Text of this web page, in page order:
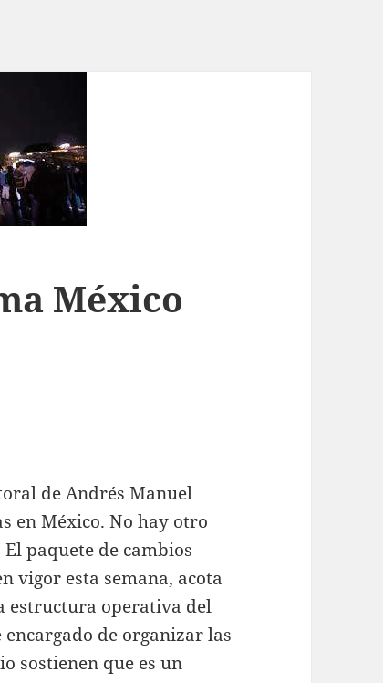
México
de Andrés Manuel
en México. No hay otro
paquete de cambios
vigor esta semana, acota
estructura operativa del
de organizar las
sostienen que es un